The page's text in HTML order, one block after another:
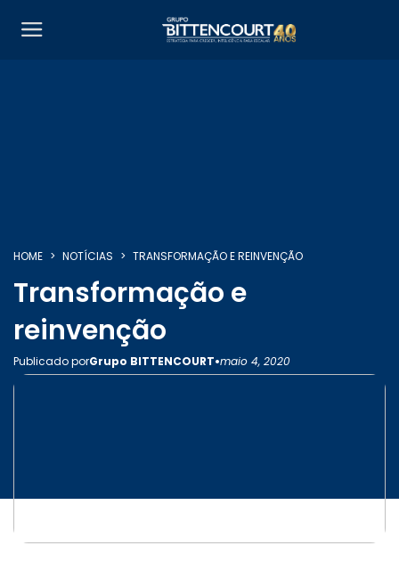
INSIGHTS
HOME NOTÍCIAS TRANSFORMAÇÃO E REINVENÇÃO
Transformação e
reinvenção
Publicado porGrupo BITTENCOURT•maio 4, 2020